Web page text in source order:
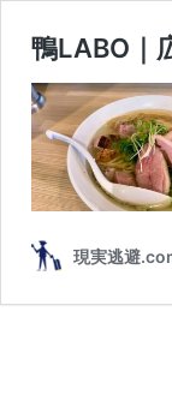
鴨LABO｜
現実逃避